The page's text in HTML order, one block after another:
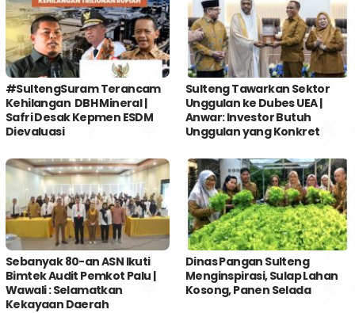
#SultengSuram Terancam
Kehilangan DBH Mineral |
Safri Desak Kepmen ESDM
Dievaluasi
Sulteng Tawarkan Sektor
Unggulan ke Dubes UEA |
Anwar: Investor Butuh
Unggulan yang Konkret
Sebanyak 80-an ASN Ikuti
Bimtek Audit Pemkot Palu |
Wawali : Selamatkan
Kekayaan Daerah
Dinas Pangan Sulteng
Menginspirasi, Sulap Lahan
Kosong, Panen Selada